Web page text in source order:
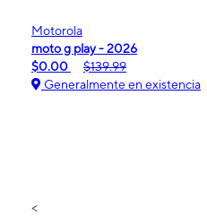
Motorola
moto g play - 2026
$0.00
$139.99
Generalmente en existencia
<